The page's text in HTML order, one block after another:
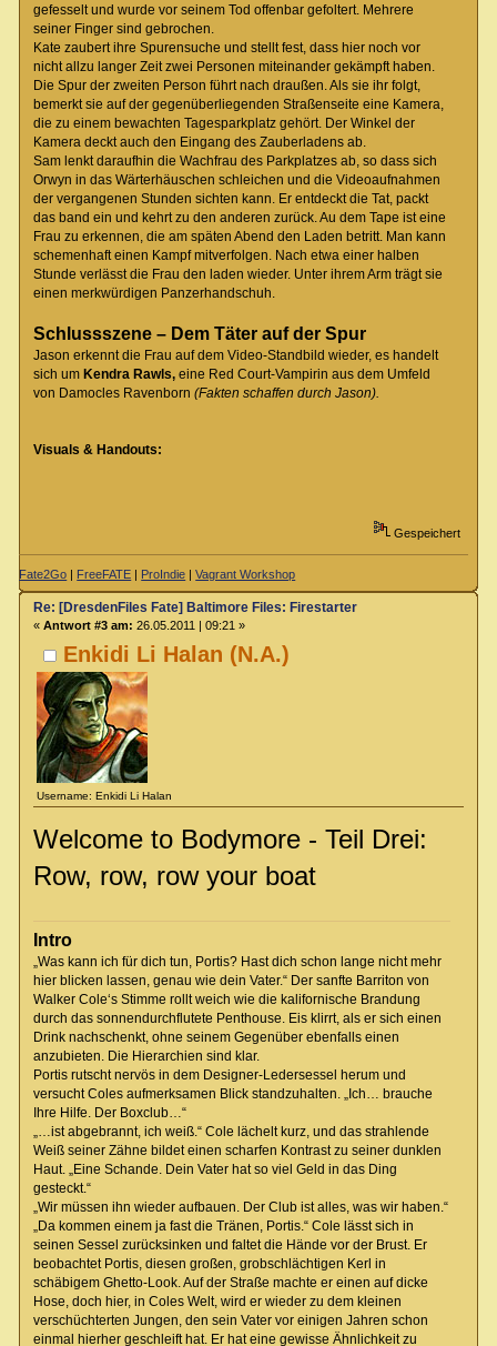
gefesselt und wurde vor seinem Tod offenbar gefoltert. Mehrere
seiner Finger sind gebrochen.
Kate zaubert ihre Spurensuche und stellt fest, dass hier noch vor
nicht allzu langer Zeit zwei Personen miteinander gekämpft haben.
Die Spur der zweiten Person führt nach draußen. Als sie ihr folgt,
bemerkt sie auf der gegenüberliegenden Straßenseite eine Kamera,
die zu einem bewachten Tagesparkplatz gehört. Der Winkel der
Kamera deckt auch den Eingang des Zauberladens ab.
Sam lenkt daraufhin die Wachfrau des Parkplatzes ab, so dass sich
Orwyn in das Wärterhäuschen schleichen und die Videoaufnahmen
der vergangenen Stunden sichten kann. Er entdeckt die Tat, packt
das band ein und kehrt zu den anderen zurück. Au dem Tape ist eine
Frau zu erkennen, die am späten Abend den Laden betritt. Man kann
schemenhaft einen Kampf mitverfolgen. Nach etwa einer halben
Stunde verlässt die Frau den laden wieder. Unter ihrem Arm trägt sie
einen merkwürdigen Panzerhandschuh.
Schlussszene – Dem Täter auf der Spur
Jason erkennt die Frau auf dem Video-Standbild wieder, es handelt
sich um Kendra Rawls,eine Red Court-Vampirin aus dem Umfeld
von Damocles Ravenborn (Fakten schaffen durch Jason).
Visuals & Handouts:
Gespeichert
Fate2Go FreeFATE ProIndie |Vagrant Workshop
Enkidi Li Halan (N.A.)
Username: Enkidi Li Halan
Re: [DresdenFiles Fate] Baltimore Files: Firestarter
« Antwort #3 am: 26.05.2011 | 09:21 »
Welcome to Bodymore - Teil Drei:
Row, row, row your boat
Intro
„Was kann ich für dich tun, Portis? Hast dich schon lange nicht mehr
hier blicken lassen, genau wie dein Vater.“ Der sanfte Barriton von
Walker Cole‘s Stimme rollt weich wie die kalifornische Brandung
durch das sonnendurchflutete Penthouse. Eis klirrt, als er sich einen
Drink nachschenkt, ohne seinem Gegenüber ebenfalls einen
anzubieten. Die Hierarchien sind klar.
Portis rutscht nervös in dem Designer-Ledersessel herum und
versucht Coles aufmerksamen Blick standzuhalten. „Ich… brauche
Ihre Hilfe. Der Boxclub…“
„…ist abgebrannt, ich weiß.“ Cole lächelt kurz, und das strahlende
Weiß seiner Zähne bildet einen scharfen Kontrast zu seiner dunklen
Haut. „Eine Schande. Dein Vater hat so viel Geld in das Ding
gesteckt.“
„Wir müssen ihn wieder aufbauen. Der Club ist alles, was wir haben.“
„Da kommen einem ja fast die Tränen, Portis.“ Cole lässt sich in
seinen Sessel zurücksinken und faltet die Hände vor der Brust. Er
beobachtet Portis, diesen großen, grobschlächtigen Kerl in
schäbigem Ghetto-Look. Auf der Straße machte er einen auf dicke
Hose, doch hier, in Coles Welt, wird er wieder zu dem kleinen
verschüchterten Jungen, den sein Vater vor einigen Jahren schon
einmal hierher geschleift hat. Er hat eine gewisse Ähnlichkeit zu